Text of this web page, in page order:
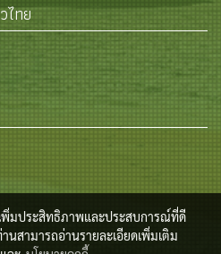
ไทย
พิ่มประสิทธิภาพและประสบการณ์ที่ดี
นสามารถอ่านรายละเอียดเพิ่มเติม